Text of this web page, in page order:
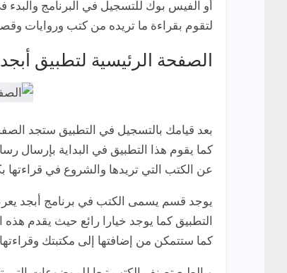
أو الفيس بوك للتسجيل في البرنامج والبدء
لتقوم بقراءة ما تريده من كتب وروايات
الصفحة الرئيسية لتطبيق أبجد
بعد قيامك بالتسجيل في التطبيق ستجد
كما يقوم هذا التطبيق في البداية بإرسال
عن الكتب التي تريدها والشروع في
يوجد قسم يسمى الكتب في برنامج أبجد
التطبيق كما يوجد خيارا رائع حيث يقدم
كما ستتمكن من إضافتها إلى مكتبتك